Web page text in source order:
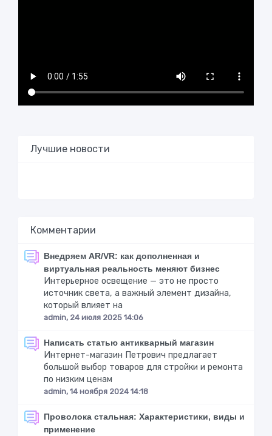
Лучшие новости
Комментарии
Внедряем AR/VR: как дополненная и
виртуальная реальность меняют бизнес
Интерьерное освещение — это не просто
источник света, а важный элемент дизайна,
который влияет на
admin, 24 июля 2025 14:06
Написать статью антикварный магазин
Интернет-магазин Петрович предлагает
большой выбор товаров для стройки и ремонта
по низким ценам
admin, 14 ноября 2024 14:18
Проволока стальная: Характеристики, виды и
применение